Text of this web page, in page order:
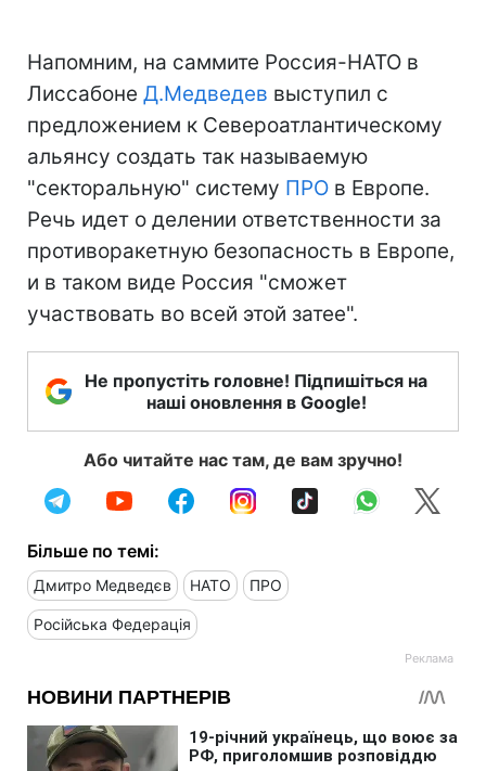
Напомним, на саммите Россия-НАТО в
Лиссабоне Д.Медведев выступил с
предложением к Североатлантическому
альянсу создать так называемую
"секторальную" систему ПРО в Европе.
Речь идет о делении ответственности за
противоракетную безопасность в Европе,
и в таком виде Россия "сможет
участвовать во всей этой затее".
Не пропустіть головне! Підпишіться на
наші оновлення в Google!
Або читайте нас там, де вам зручно!
Більше по темі:
Дмитро Медведєв НАТО ПРО
Російська Федерація